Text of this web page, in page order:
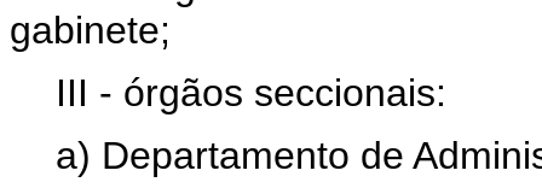
gabinete;
III - órgãos seccionais:
a) Departamento de